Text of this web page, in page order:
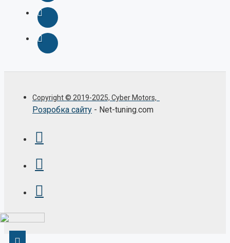
Copyright © 2019-2025, Cyber Motors,
Розробка сайту - Net-tuning.com